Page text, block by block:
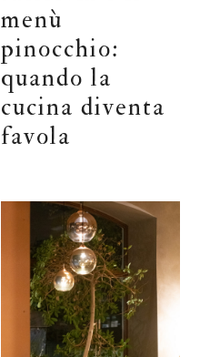
menù
pinocchio:
quando la
cucina diventa
favola